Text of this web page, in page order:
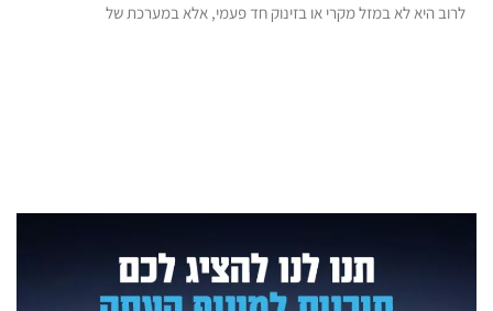
לרוב היא לא במזל מקרי או בזינוק חד פעמי, אלא במערכת של